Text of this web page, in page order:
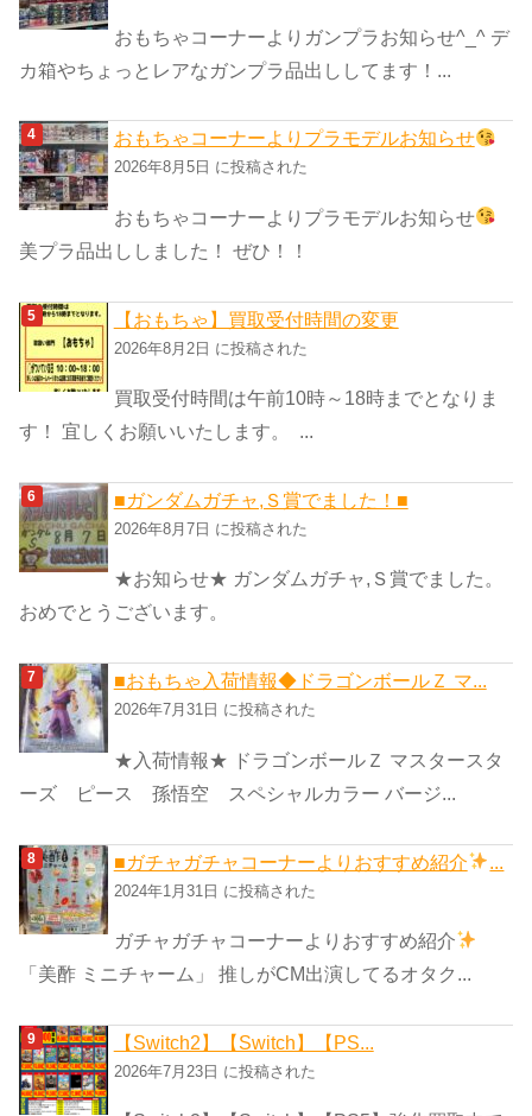
おもちゃコーナーよりガンプラお知らせ^_^ デ
カ箱やちょっとレアなガンプラ品出ししてます！...
おもちゃコーナーよりプラモデルお知らせ
2026年8月5日 に投稿された
おもちゃコーナーよりプラモデルお知らせ
美プラ品出ししました！ ぜひ！！
【おもちゃ】買取受付時間の変更
2026年8月2日 に投稿された
買取受付時間は午前10時～18時までとなりま
す！ 宜しくお願いいたします。 ...
■ガンダムガチャ,Ｓ賞でました！■
2026年8月7日 に投稿された
★お知らせ★ ガンダムガチャ,Ｓ賞でました。
おめでとうございます。
■おもちゃ入荷情報◆ドラゴンボールＺ マ...
2026年7月31日 に投稿された
★入荷情報★ ドラゴンボールＺ マスタースタ
ーズ ピース 孫悟空 スペシャルカラー バージ...
■ガチャガチャコーナーよりおすすめ紹介
2024年1月31日 に投稿された
ガチャガチャコーナーよりおすすめ紹介
「美酢 ミニチャーム」 推しがCM出演してるオタク...
【Switch2】【Switch】【PS...
2026年7月23日 に投稿された